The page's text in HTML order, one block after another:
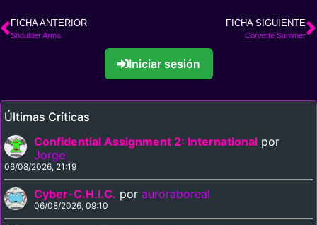
FICHA ANTERIOR
Shoulder Arms
FICHA SIGUIENTE
Corvette Summer
Iniciar sesión
Últimas Críticas
Confidential Assignment 2: International por
Jorge
06/08/2026, 21:19
Cyber-C.H.I.C. por auroraboreal
06/08/2026, 09:10